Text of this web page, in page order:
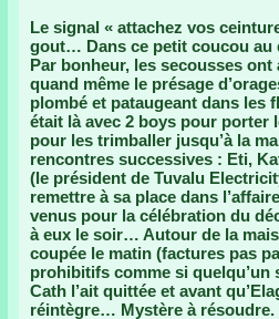
Le signal « attachez vos
gout… Dans ce petit coucou au
Par bonheur, les secousses
quand même le présage
plombé et pataugeant dans les
était là avec 2 boys pour porter
pour les trimballer jusqu’à la
rencontres successives : Eti,
(le président de Tuvalu
remettre à sa place dans
venus pour la célébration du
à eux le soir… Autour de la
coupée le matin (factures pas
prohibitifs comme si quelqu’un
Cath l’ait quittée et avant
réintègre… Mystère à